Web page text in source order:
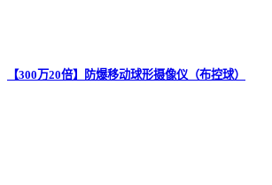
【300万20倍】防爆移动球形摄像仪（布控球）